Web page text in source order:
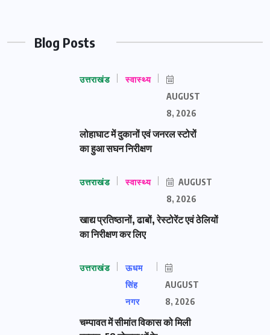
Blog Posts
उत्तराखंड स्वास्थ्य
AUGUST
8, 2026
लोहाघाट में दुकानों एवं जनरल स्टोरों
का हुआ सघन निरीक्षण
उत्तराखंड स्वास्थ्य
AUGUST
8, 2026
खाद्य प्रतिष्ठानों, ढाबों, रेस्टोरेंट एवं ठेलियों
का निरीक्षण कर लिए
उत्तराखंड
ऊधम
सिंह
नगर
AUGUST
8, 2026
चम्पावत में सीमांत विकास को मिली